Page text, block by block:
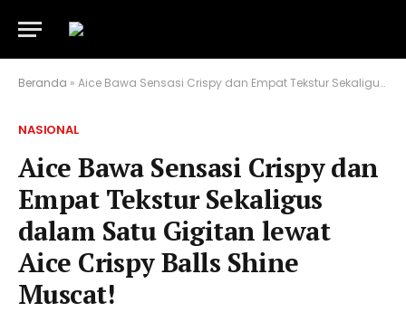
Beranda » Aice Bawa Sensasi Crispy dan Empat Tekstur Sekaligus dalam Satu Gigitan lewat Aice Crispy Balls Shine Muscat!
NASIONAL
Aice Bawa Sensasi Crispy dan
Empat Tekstur Sekaligus
dalam Satu Gigitan lewat
Aice Crispy Balls Shine
Muscat!